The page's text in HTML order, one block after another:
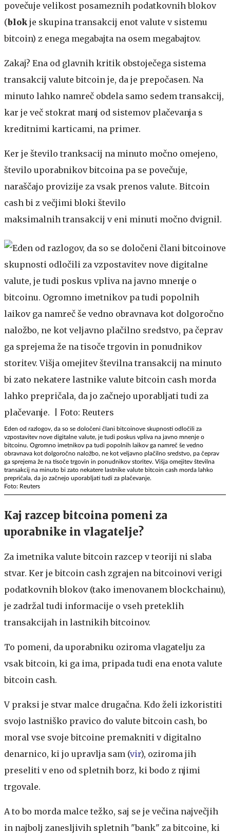
povečuje velikost posameznih podatkovnih blokov
(blok je skupina transakcij enot valute v sistemu
bitcoin) z enega megabajta na osem megabajtov.
Zakaj? Ena od glavnih kritik obstoječega sistema
transakcij valute bitcoin je, da je prepočasen. Na
minuto lahko namreč obdela samo sedem transakcij,
kar je več stokrat manj od sistemov plačevanja s
kreditnimi karticami, na primer.
Ker je število tranksacij na minuto močno omejeno,
število uporabnikov bitcoina pa se povečuje,
naraščajo provizije za vsak prenos valute. Bitcoin
cash bi z večjimi bloki število
maksimalnih transakcij v eni minuti močno dvignil.
Eden od razlogov, da so se določeni člani bitcoinove skupnosti odločili za
vzpostavitev nove digitalne valute, je tudi poskus vpliva na javno mnenje o
bitcoinu. Ogromno imetnikov pa tudi popolnih laikov ga namreč še vedno
obravnava kot dolgoročno naložbo, ne kot veljavno plačilno sredstvo, pa čeprav
ga sprejema že na tisoče trgovin in ponudnikov storitev. Višja omejitev številna
transakcij na minuto bi zato nekatere lastnike valute bitcoin cash morda lahko
prepričala, da jo začnejo uporabljati tudi za plačevanje.
Foto: Reuters
Kaj razcep bitcoina pomeni za
uporabnike in vlagatelje?
Za imetnika valute bitcoin razcep v teoriji ni slaba
stvar. Ker je bitcoin cash zgrajen na bitcoinovi verigi
podatkovnih blokov (tako imenovanem blockchainu),
je zadržal tudi informacije o vseh preteklih
transakcijah in lastnikih bitcoinov.
To pomeni, da uporabniku oziroma vlagatelju za
vsak bitcoin, ki ga ima, pripada tudi ena enota valute
bitcoin cash.
V praksi je stvar malce drugačna. Kdo želi izkoristiti
svojo lastniško pravico do valute bitcoin cash, bo
moral vse svoje bitcoine premakniti v digitalno
denarnico, ki jo upravlja sam (vir), oziroma jih
preseliti v eno od spletnih borz, ki bodo z njimi
trgovale.
A to bo morda malce težko, saj se je večina največjih
in najbolj zanesljivih spletnih "bank" za bitcoine, ki